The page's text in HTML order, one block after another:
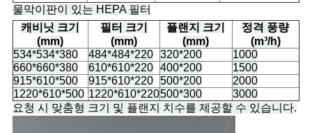
물막이판이 있는 HEPA 필터
캐비닛 크기
(mm)
필터 크기
(mm)
플랜지 크기
(mm)
정격 풍량
(m³/h)
534*534*380
484*484*220 320*200
1000
660*660*380
610*610*220 400*200
1500
915*610*500
915*610*220 500*200
2000
1220*610*500 1220*610*220500*300
3000
요청 시 맞춤형 크기 및 플랜지 치수를 제공할 수 있습니다.